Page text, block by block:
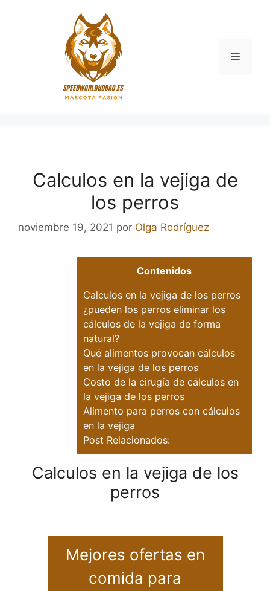
Menú
Calculos en la vejiga de
los perros
noviembre 19, 2021 por Olga Rodríguez
Contenidos
Calculos en la vejiga de los perros
¿pueden los perros eliminar los
cálculos de la vejiga de forma
natural?
Qué alimentos provocan cálculos
en la vejiga de los perros
Costo de la cirugía de cálculos en
la vejiga de los perros
Alimento para perros con cálculos
en la vejiga
Post Relacionados:
Calculos en la vejiga de los
perros
Mejores ofertas en
comida para